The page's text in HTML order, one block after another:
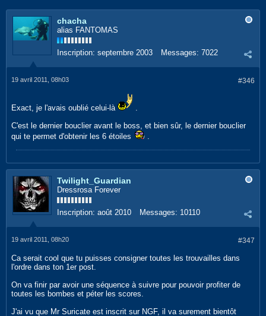
chacha
alias FANTOMAS
Inscription: septembre 2003 Messages: 7022
#346
19 avril 2011, 08h03
Exact, je l'avais oublié celui-là
.
C'est le dernier bouclier avant le boss, et bien sûr, le dernier bouclier
qui te permet d'obtenir les 6 étoiles
.
Twilight_Guardian
Dressrosa Forever
Inscription: août 2010 Messages: 10110
#347
19 avril 2011, 08h20
Ca serait cool que tu puisses consigner toutes les trouvailles dans
l'ordre dans ton 1er post.
On va finir par avoir une séquence à suivre pour pouvoir profiter de
toutes les bombes et péter les scores.
J'ai vu que Mr Suricate est inscrit sur NGF, il va surement bientôt